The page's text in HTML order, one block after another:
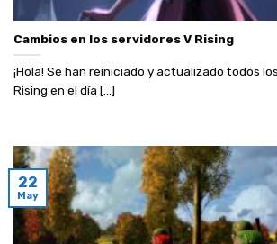
Cambios en los servidores V Rising
¡Hola! Se han reiniciado y actualizado todos
Rising en el día [...]
22
May